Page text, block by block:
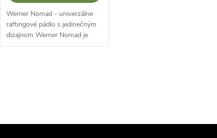
Werner Nomad - univerzálne
raftingové pádlo s jedinečným
dizajnom Werner Nomad je
špičkové kanoistické pádlo